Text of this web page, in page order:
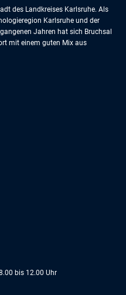
des Landkreises Karlsruhe. Als
Karlsruhe und der
Jahren hat sich Bruchsal
mit einem guten Mix aus
bis 12.00 Uhr